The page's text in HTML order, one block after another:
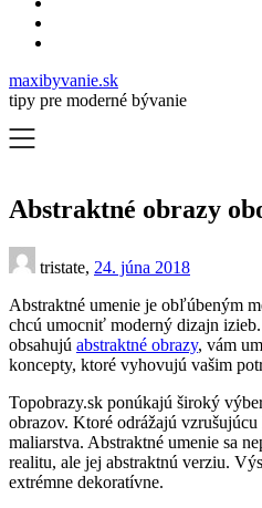
maxibyvanie.sk
tipy pre moderné bývanie
Abstraktné obrazy
tristate, 24. júna 2018
Abstraktné umenie je obľúbeným
chcú umocniť moderný dizajn
obsahujú abstraktné obrazy, vám
koncepty, ktoré vyhovujú vašim
Topobrazy.sk ponúkajú široký
obrazov. Ktoré odrážajú
maliarstva. Abstraktné umenie sa
realitu, ale jej abstraktnú verziu.
extrémne dekoratívne.